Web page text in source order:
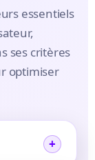
essentiels
ses critères
optimiser